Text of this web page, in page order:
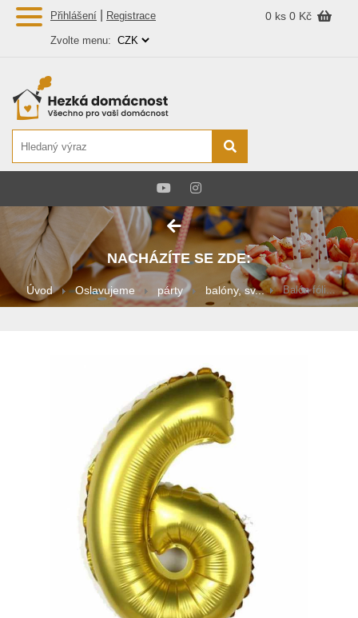
Přihlášení Registrace 0 ks 0 Kč
Zvolte menu:
NACHÁZÍTE SE ZDE:
Úvod Oslavujeme párty balóny, sv... Balón fóli...